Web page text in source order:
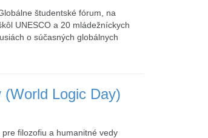
študentské fórum, na
UNESCO a 20 mládežníckych
o súčasných globálnych
Logic Day)
filozofiu a humanitné vedy